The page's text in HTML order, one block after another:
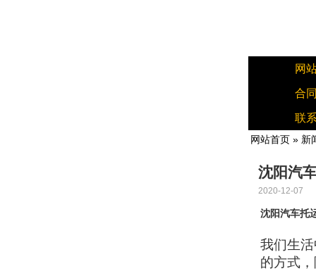
网
合
联
网站首页 » 新
沈阳汽
2020-12-07
沈阳汽车托
我们生
的方式